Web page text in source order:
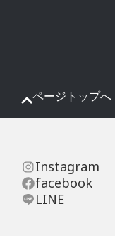
ページトップへ
Instagram
facebook
LINE